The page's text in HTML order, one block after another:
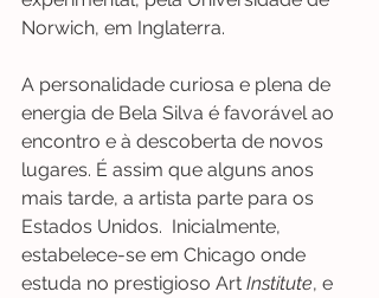
Norwich, em Inglaterra.
A personalidade curiosa e plena de
energia de Bela Silva é favorável ao
encontro e à descoberta de novos
lugares. É assim que alguns anos
mais tarde, a artista parte para os
Estados Unidos.  Inicialmente,
estabelece-se em Chicago onde
estuda no prestigioso Art Institute, e